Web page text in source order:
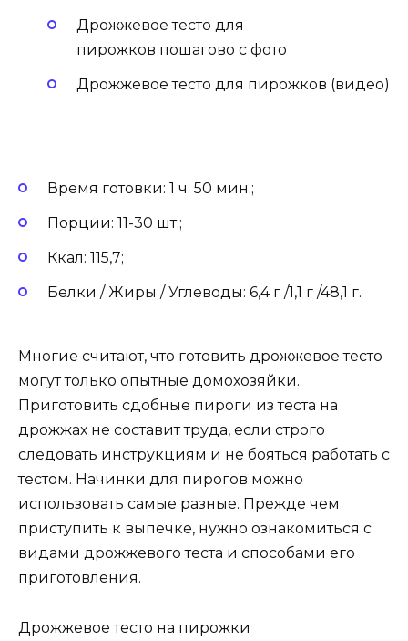
Дрожжевое тесто для
пирожков пошагово с фото
Дрожжевое тесто для пирожков (видео)
Время готовки: 1 ч. 50 мин.;
Порции: 11-30 шт.;
Ккал: 115,7;
Белки / Жиры / Углеводы: 6,4 г /1,1 г /48,1 г.
Многие считают, что готовить дрожжевое тесто
могут только опытные домохозяйки.
Приготовить сдобные пироги из теста на
дрожжах не составит труда, если строго
следовать инструкциям и не бояться работать с
тестом. Начинки для пирогов можно
использовать самые разные. Прежде чем
приступить к выпечке, нужно ознакомиться с
видами дрожжевого теста и способами его
приготовления.
Дрожжевое тесто на пирожки